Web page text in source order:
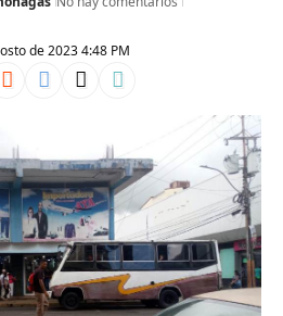
de 2023 4:48 PM